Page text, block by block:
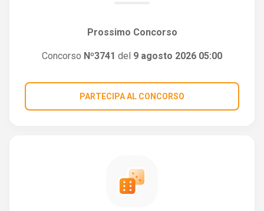
Prossimo Concorso
Concorso Nº3741 del 9 agosto 2026 05:00
PARTECIPA AL CONCORSO